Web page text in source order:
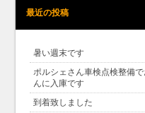
最近の投稿
暑い週末です
ポルシェさん車検点検整備
んに入庫です
到着致しました